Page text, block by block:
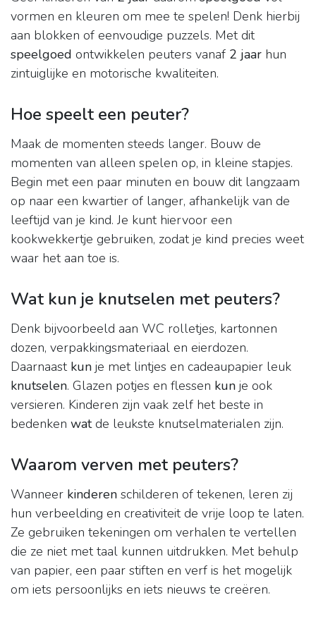
vormen en kleuren om mee te spelen! Denk hierbij
aan blokken of eenvoudige puzzels. Met dit
speelgoed ontwikkelen peuters vanaf 2 jaar hun
zintuiglijke en motorische kwaliteiten.
Hoe speelt een peuter?
Maak de momenten steeds langer. Bouw de
momenten van alleen spelen op, in kleine stapjes.
Begin met een paar minuten en bouw dit langzaam
op naar een kwartier of langer, afhankelijk van de
leeftijd van je kind. Je kunt hiervoor een
kookwekkertje gebruiken, zodat je kind precies weet
waar het aan toe is.
Wat kun je knutselen met peuters?
Denk bijvoorbeeld aan WC rolletjes, kartonnen
dozen, verpakkingsmateriaal en eierdozen.
Daarnaast kun je met lintjes en cadeaupapier leuk
knutselen. Glazen potjes en flessen kun je ook
versieren. Kinderen zijn vaak zelf het beste in
bedenken watde leukste knutselmaterialen zijn.
Waarom verven met peuters?
Wanneer kinderen schilderen of tekenen, leren zij
hun verbeelding en creativiteit de vrije loop te laten.
Ze gebruiken tekeningen om verhalen te vertellen
die ze niet met taal kunnen uitdrukken. Met behulp
van papier, een paar stiften en verf is het mogelijk
om iets persoonlijks en iets nieuws te creëren.